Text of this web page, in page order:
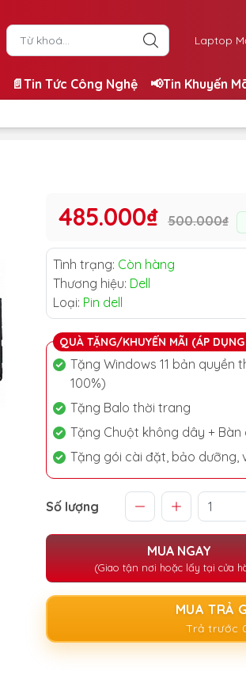
Laptop
📄Tin Tức Công Nghệ 📢Tin Khuyến
485.000₫ 500.000₫
Tình trạng: Còn hàng
Thương hiệu: Dell
Loại: Pin dell
QUÀ TẶNG/KHUYẾN MÃI (ÁP
Tặng Windows 11 bản quyền
100%)
Tặng Balo thời trang
Tặng Chuột không dây +
Tặng gói cài đặt, bảo dưỡng,
Số lượng
MUA NGAY
(Giao tận nơi hoặc lấy tại cửa
MUA TRẢ
Trả trước